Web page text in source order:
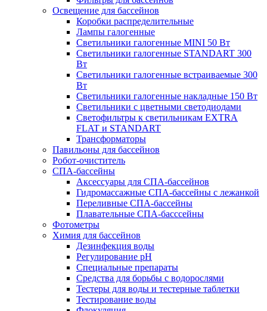
Освещение для бассейнов
Коробки распределительные
Лампы галогенные
Светильники галогенные MINI 50 Вт
Светильники галогенные STANDART 300
Вт
Светильники галогенные встраиваемые 300
Вт
Светильники галогенные накладные 150 Вт
Светильники с цветными светодиодами
Светофильтры к светильникам EXTRA
FLAT и STANDART
Трансформаторы
Павильоны для бассейнов
Робот-очиститель
СПА-бассейны
Аксессуары для СПА-бассейнов
Гидромассажные СПА-бассейны с лежанкой
Переливные СПА-бассейны
Плавательные СПА-басссейны
Фотометры
Химия для бассейнов
Дезинфекция воды
Регулирование pH
Специальные препараты
Средства для борьбы с водорослями
Тестеры для воды и тестерные таблетки
Тестирование воды